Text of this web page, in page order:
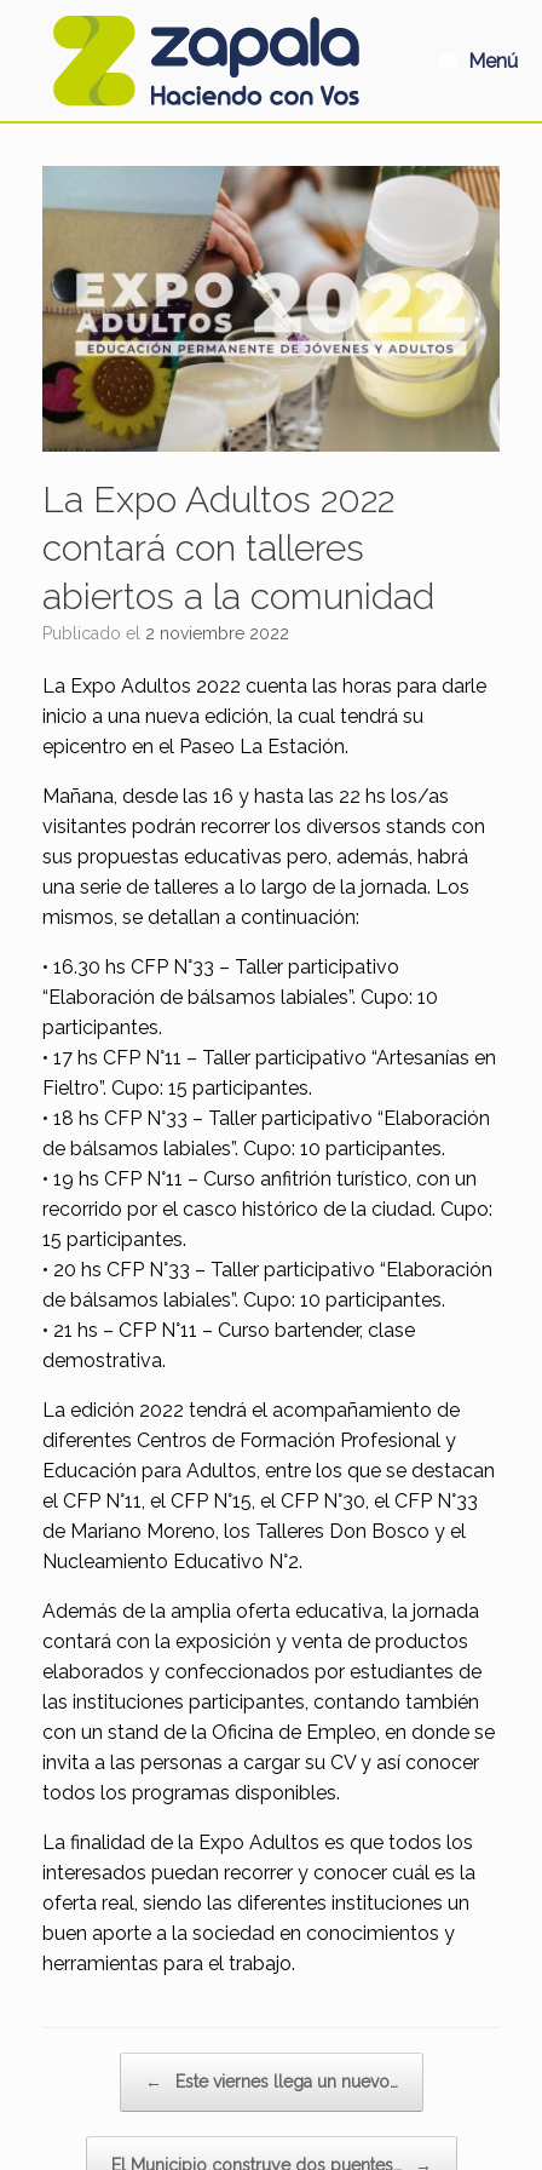
Menú
La Expo Adultos 2022
contará con talleres
abiertos a la comunidad
Publicado el 2 noviembre 2022
La Expo Adultos 2022 cuenta las horas para darle
inicio a una nueva edición, la cual tendrá su
epicentro en el Paseo La Estación.
Mañana, desde las 16 y hasta las 22 hs los/as
visitantes podrán recorrer los diversos stands con
sus propuestas educativas pero, además, habrá
una serie de talleres a lo largo de la jornada. Los
mismos, se detallan a continuación:
• 16.30 hs CFP N°33 – Taller participativo
“Elaboración de bálsamos labiales”. Cupo: 10
participantes.
• 17 hs CFP N°11 – Taller participativo “Artesanías en
Fieltro”. Cupo: 15 participantes.
• 18 hs CFP N°33 – Taller participativo “Elaboración
de bálsamos labiales”. Cupo: 10 participantes.
• 19 hs CFP N°11 – Curso anfitrión turístico, con un
recorrido por el casco histórico de la ciudad. Cupo:
15 participantes.
• 20 hs CFP N°33 – Taller participativo “Elaboración
de bálsamos labiales”. Cupo: 10 participantes.
• 21 hs – CFP N°11 – Curso bartender, clase
demostrativa.
La edición 2022 tendrá el acompañamiento de
diferentes Centros de Formación Profesional y
Educación para Adultos, entre los que se destacan
el CFP N°11, el CFP N°15, el CFP N°30, el CFP N°33
de Mariano Moreno, los Talleres Don Bosco y el
Nucleamiento Educativo N°2.
Además de la amplia oferta educativa, la jornada
contará con la exposición y venta de productos
elaborados y confeccionados por estudiantes de
las instituciones participantes, contando también
con un stand de la Oficina de Empleo, en donde se
invita a las personas a cargar su CV y así conocer
todos los programas disponibles.
La finalidad de la Expo Adultos es que todos los
interesados puedan recorrer y conocer cuál es la
oferta real, siendo las diferentes instituciones un
buen aporte a la sociedad en conocimientos y
herramientas para el trabajo.
← Este viernes llega un nuevo…
El Municipio construye dos puentes… →